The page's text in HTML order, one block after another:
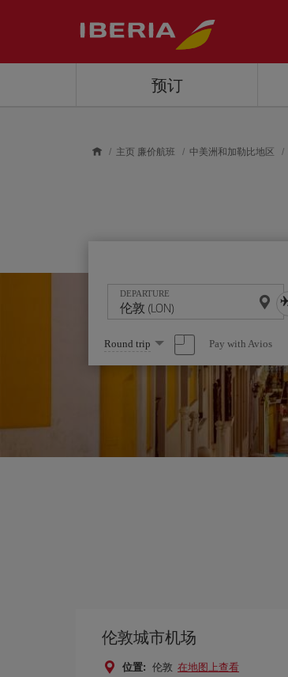
预订
主页 廉价航班 中美洲和加勒比地区
DEPARTURE
Select
one
option
Round trip Pay with Avios
伦敦城市机场
位置: 伦敦 在地图上查看